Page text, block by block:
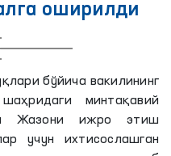
оширилди
бўйича вакилининг
минтақавий
Жазони ижро этиш
учун ихтисослашган